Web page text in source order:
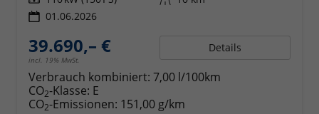
01.06.2026
39.690,– €
incl. 19% MwSt.
Details
Verbrauch kombiniert: 7,00 l/100km
CO2-Klasse: E
CO2-Emissionen: 151,00 g/km